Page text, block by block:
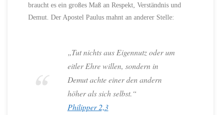
braucht es ein großes Maß an Respekt, Verständnis und
Demut. Der Apostel Paulus mahnt an anderer Stelle:
„Tut nichts aus Eigennutz oder um
eitler Ehre willen, sondern in
Demut achte einer den andern
höher als sich selbst.“
Philipper 2,3